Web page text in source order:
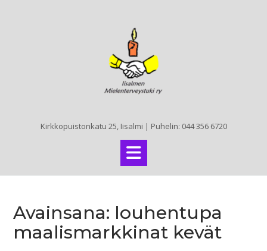
Kirkkopuistonkatu 25, Iisalmi | Puhelin: 044 356 6720
Avainsana: louhentupa
maalismarkkinat kevät